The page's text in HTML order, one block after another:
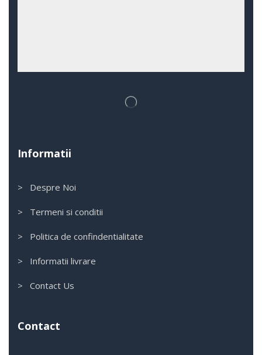
Informatii
> Despre Noi
> Termeni si conditii
> Politica de confindentialitate
> Informatii livrare
> Contact Us
Contact